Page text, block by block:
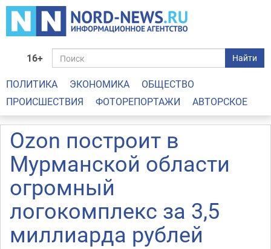
16+ Найти
ПОЛИТИКА ЭКОНОМИКА
ОБЩЕСТВО
ПРОИСШЕСТВИЯ
ФОТОРЕПОРТАЖИ АВТОРСКОЕ
Ozon построит в
Мурманской области
огромный
логокомплекс за 3,5
миллиарда рублей